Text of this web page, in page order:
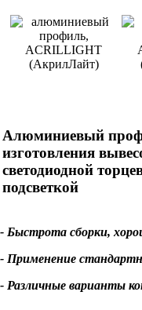
Алюминиевый
изготовления
светодиодной
подсветкой
- Быстрота сборки,
- Применение
- Различные варианты